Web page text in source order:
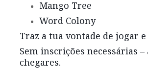
Mango Tree
Word Colony
Traz a tua vontade de jogar
Sem inscrições necessárias
chegares.